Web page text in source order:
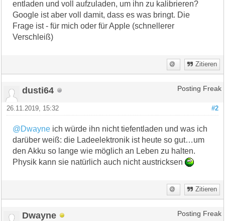
entladen und voll aufzuladen, um ihn zu kalibrieren?
Google ist aber voll damit, dass es was bringt. Die
Frage ist - für mich oder für Apple (schnellerer
Verschleiß)
Zitieren
dusti64 Posting Freak
#2
26.11.2019, 15:32
@Dwayne ich würde ihn nicht tiefentladen und was ich
darüber weiß: die Ladeelektronik ist heute so gut…um
den Akku so lange wie möglich an Leben zu halten.
Physik kann sie natürlich auch nicht austricksen
Zitieren
Dwayne Posting Freak